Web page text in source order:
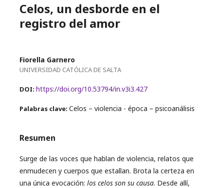
Celos, un desborde en el
registro del amor
Fiorella Garnero
UNIVERSIDAD CATÓLICA DE SALTA
DOI: https://doi.org/10.53794/in.v3i3.427
Palabras clave: Celos – violencia - época – psicoanálisis
Resumen
Surge de las voces que hablan de violencia, relatos que
enmudecen y cuerpos que estallan. Brota la certeza en
una única evocación: los celos son su causa. Desde allí,